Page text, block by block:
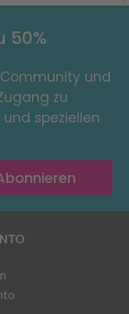
50%
und
zu
speziellen